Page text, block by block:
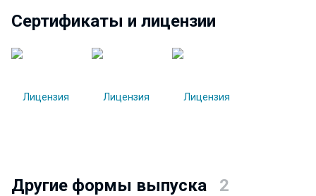
Сертификаты и лицензии
Другие формы выпуска 2